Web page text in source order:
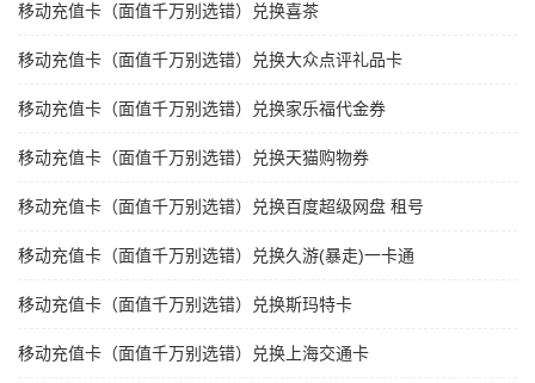
移动充值卡（面值千万别选错）兑换喜茶
移动充值卡（面值千万别选错）兑换大众点评礼品卡
移动充值卡（面值千万别选错）兑换家乐福代金券
移动充值卡（面值千万别选错）兑换天猫购物券
移动充值卡（面值千万别选错）兑换百度超级网盘 租号
移动充值卡（面值千万别选错）兑换久游(暴走)一卡通
移动充值卡（面值千万别选错）兑换斯玛特卡
移动充值卡（面值千万别选错）兑换上海交通卡